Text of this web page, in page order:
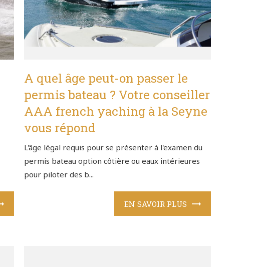
A quel âge peut-on passer le
permis bateau ? Votre conseiller
AAA french yaching à la Seyne
vous répond
L'âge légal requis pour se présenter à l'examen du
permis bateau option côtière ou eaux intérieures
pour piloter des b...
EN SAVOIR PLUS